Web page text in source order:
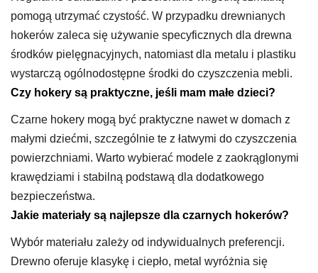
pomogą utrzymać czystość. W przypadku drewnianych
hokerów zaleca się używanie specyficznych dla drewna
środków pielęgnacyjnych, natomiast dla metalu i plastiku
wystarczą ogólnodostępne środki do czyszczenia mebli.
Czy hokery są praktyczne, jeśli mam małe dzieci?
Czarne hokery mogą być praktyczne nawet w domach z
małymi dziećmi, szczególnie te z łatwymi do czyszczenia
powierzchniami. Warto wybierać modele z zaokrąglonymi
krawędziami i stabilną podstawą dla dodatkowego
bezpieczeństwa.
Jakie materiały są najlepsze dla czarnych hokerów?
Wybór materiału zależy od indywidualnych preferencji.
Drewno oferuje klasykę i ciepło, metal wyróżnia się